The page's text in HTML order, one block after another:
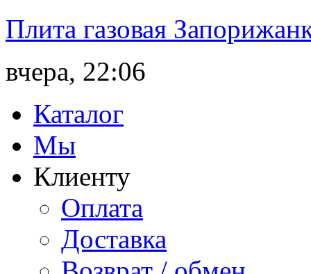
Плита газовая
вчера, 22:06
Каталог
Мы
Клиенту
Оплата
Доставка